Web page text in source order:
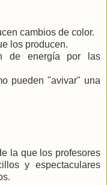
cambios de color.
los producen.
de energía por las
pueden "avivar" una
la que los profesores
y espectaculares